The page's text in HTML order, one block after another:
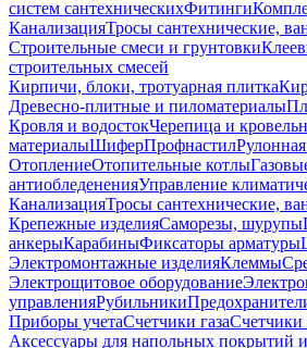
систем сантехническихФитинги
КанализацияТросы сантехнические,
Строительные смеси и грунтовки
строительных смесей
Кирпичи, блоки, тротуарная плитка
Древесно-плитные и пиломатериалы
Кровля и водостокЧерепица и
материалыШиферПрофнастил
ОтоплениеОтопительные котлы
антиобледененияУправление
КанализацияТросы сантехнические,
Крепежные изделияСаморезы, шурупы
анкерыКарабиныФиксаторы арматуры
Электромонтажные изделияКлеммы
Электрощитовое оборудование
управленияРубильники
Приборы учетаСчетчики газаСчетчики
Аксессуары для напольных покрытий